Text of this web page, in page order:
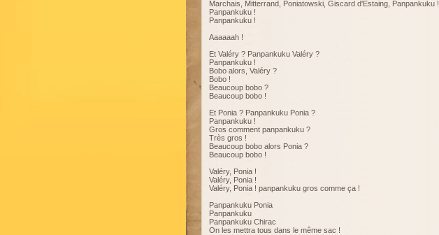
Marchais, Mitterrand, Poniatowski, Giscard d'Estaing, Panpankuku !
Panpankuku !
Panpankuku !
Aaaaaah !
Et Valéry ? Panpankuku Valéry ?
Panpankuku !
Bobo alors, Valéry ?
Bobo !
Beaucoup bobo ?
Beaucoup bobo !
Et Ponia ? Panpankuku Ponia ?
Panpankuku !
Gros comment panpankuku ?
Très gros !
Beaucoup bobo alors Ponia ?
Beaucoup bobo !
Valéry, Ponia !
Valéry, Ponia !
Valéry, Ponia ! panpankuku gros comme ça !
Panpankuku Ponia
Panpankuku
Panpankuku Chirac
On les mettra tous dans le même sac !